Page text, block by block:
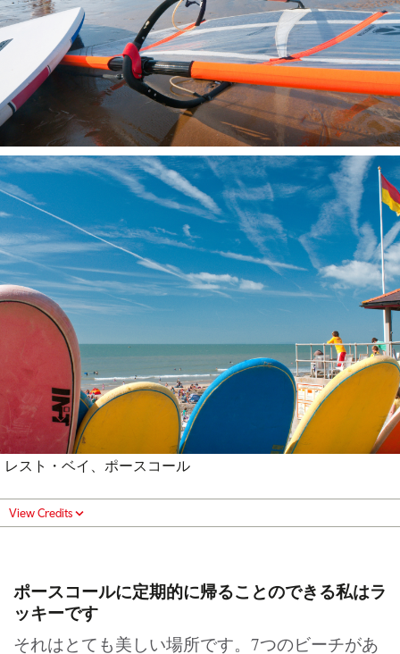
レスト・ベイ、ポースコール
View Credits
ポースコールに定期的に帰ることのできる私はラ
ッキーです
それはとても美しい場所です。7つのビーチがあ